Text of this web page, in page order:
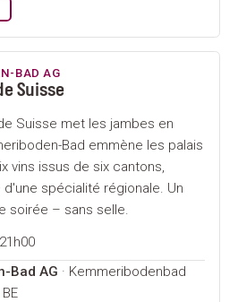
BAD AG
Suisse
Suisse met les jambes en
Bad emmène les palais
vins issus de six cantons,
spécialité régionale. Un
soirée – sans selle.
Bad AG · Kemmeribodenbad